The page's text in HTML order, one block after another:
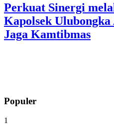
Perkuat Sinergi
Kapolsek
Jaga Kamtibmas
Populer
1